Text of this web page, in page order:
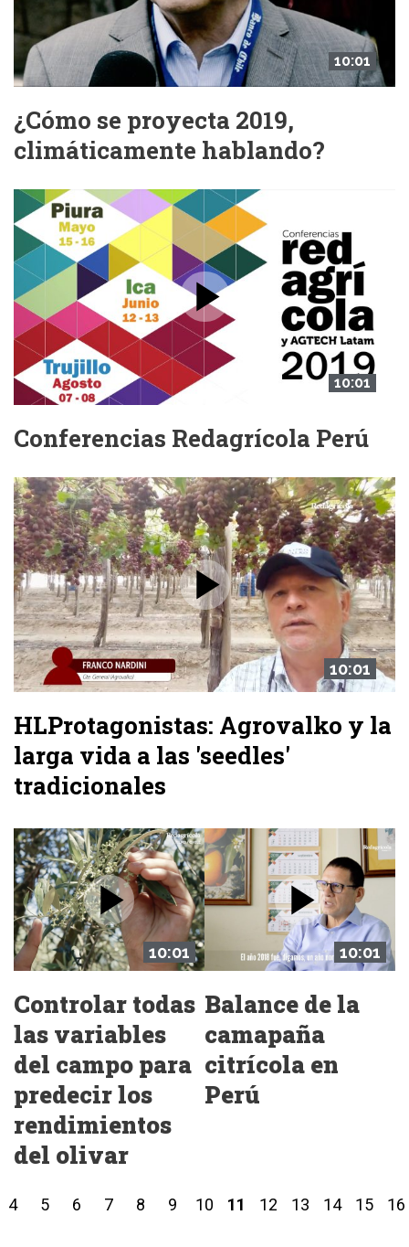
10:01
¿Cómo se proyecta 2019,
climáticamente hablando?
10:01
Conferencias Redagrícola Perú
10:01
HLProtagonistas: Agrovalko y la
larga vida a las 'seedles'
tradicionales
10:01
Controlar todas
las variables
del campo para
predecir los
rendimientos
del olivar
10:01
Balance de la
camapaña
citrícola en
Perú
4 5 6 7 8 9 10 11 12 13 14 15 16